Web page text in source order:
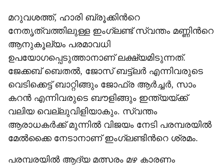
മറുവശത്ത്, ഹാരി ബ്രൂക്കിന്‍റെ
നേതൃത്വത്തിലുള്ള ഇംഗ്ലണ്ട് സ്വന്തം മണ്ണിന്‍റെ
ആനുകൂല്യം പരമാവധി
ഉപയോഗപ്പെടുത്താനാണ് ലക്ഷ്യമിടുന്നത്.
ജേക്കബ് ബെതല്‍, ജോസ് ബട്ട്‌ലര്‍ എന്നിവരുടെ
വെടിക്കെട്ട് ബാറ്റിങ്ങും ജോഫ്ര ആര്‍ച്ചര്‍, സാം
കറന്‍ എന്നിവരുടെ ബൗളിങ്ങും ഇന്ത്യയ്ക്ക്
വലിയ വെല്ലുവിളിയാകും. സ്വന്തം
ആരാധകര്‍ക്ക് മുന്നില്‍ വിജയം നേടി പരമ്പരയില്‍
മേല്‍ക്കൈ നേടാനാണ് ഇംഗ്ലണ്ടിന്‍റെ ശ്രമം.
പരമ്പരയില്‍ ആദ്യ മത്സരം മഴ കാരണം